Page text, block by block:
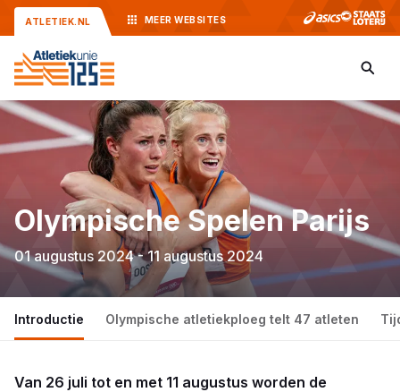
ATLETIEK.NL MEER WEBSITES
Olympische Spelen Parijs
01 augustus 2024 - 11 augustus 2024
Introductie Olympische atletiekploeg telt 47 atleten
Van 26 juli tot en met 11 augustus worden de